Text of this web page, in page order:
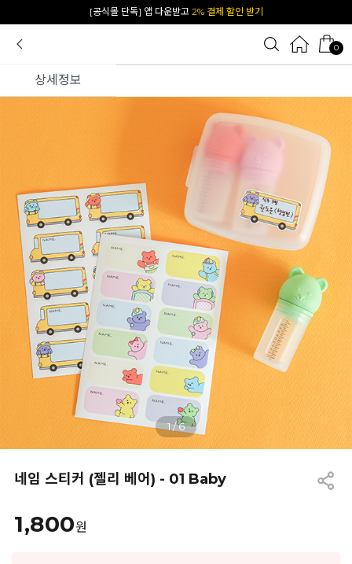
[공식몰 단독] 앱 다운받고 2% 결제 할인 받기
0
상세정보
1 /6
네임 스티커 (젤리 베어) - 01 Baby
1,800원